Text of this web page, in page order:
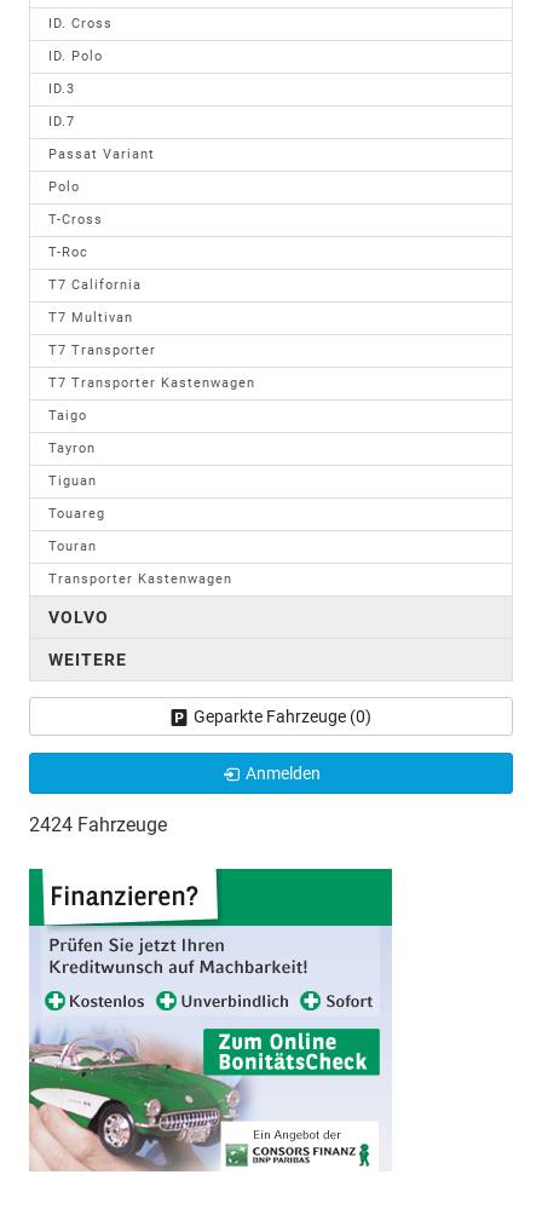
ID. Cross
ID. Polo
ID.3
ID.7
Passat Variant
Polo
T-Cross
T-Roc
T7 California
T7 Multivan
T7 Transporter
T7 Transporter Kastenwagen
Taigo
Tayron
Tiguan
Touareg
Touran
Transporter Kastenwagen
VOLVO
WEITERE
Geparkte Fahrzeuge (0)
Anmelden
2424 Fahrzeuge